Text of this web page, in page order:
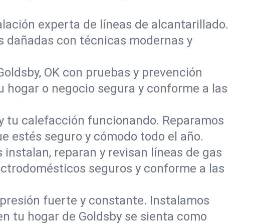
experta de líneas de alcantarillado.
dañadas con técnicas modernas y
OK con pruebas y prevención
o negocio segura y conforme a las
tu calefacción funcionando. Reparamos
estés seguro y cómodo todo el año.
reparan y revisan líneas de gas
seguros y conforme a las
fuerte y constante. Instalamos
tu hogar de Goldsby se sienta como